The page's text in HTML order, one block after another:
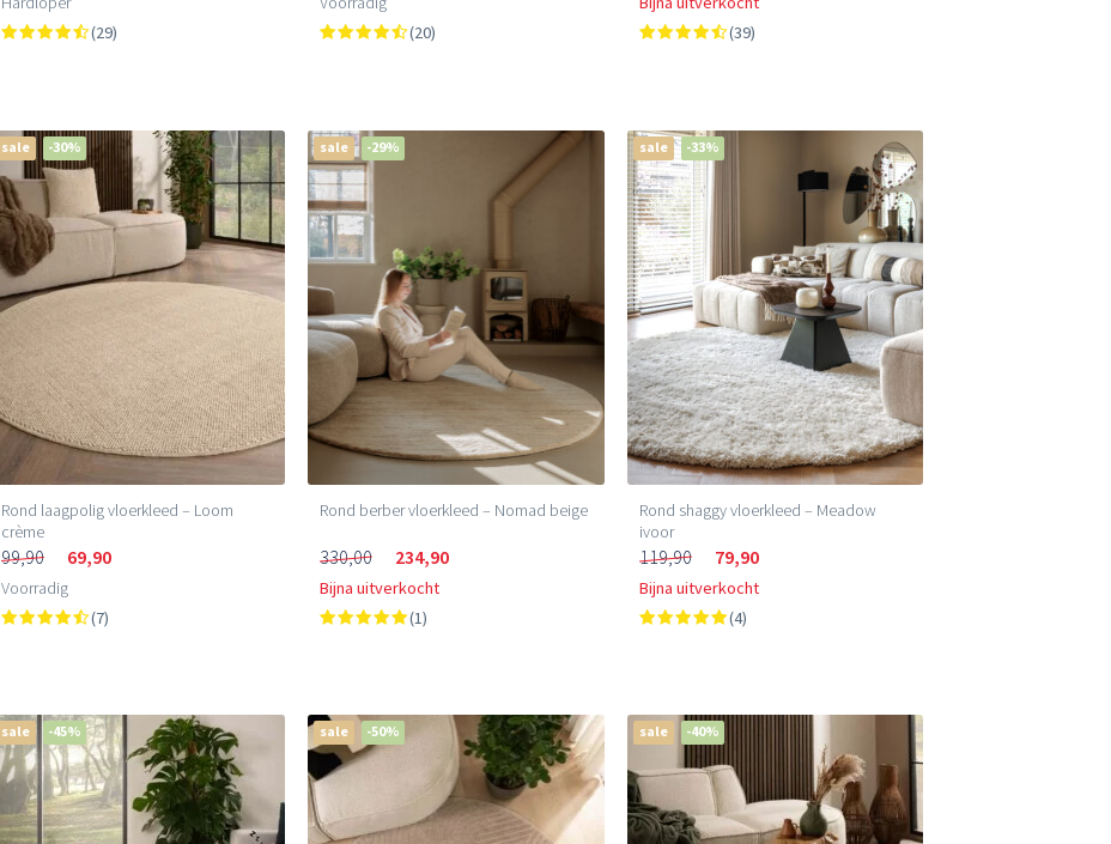
(29)
(20)
(39)
sale -30%
Rond laagpolig vloerkleed – Loom
crème
99,90 69,90
Voorradig
(7)
sale -29%
Rond berber vloerkleed – Nomad beige
330,00 234,90
Bijna uitverkocht
(1)
sale -33%
Rond shaggy vloerkleed – Meadow
ivoor
119,90 79,90
Bijna uitverkocht
(4)
sale -45% sale -50% sale -40%